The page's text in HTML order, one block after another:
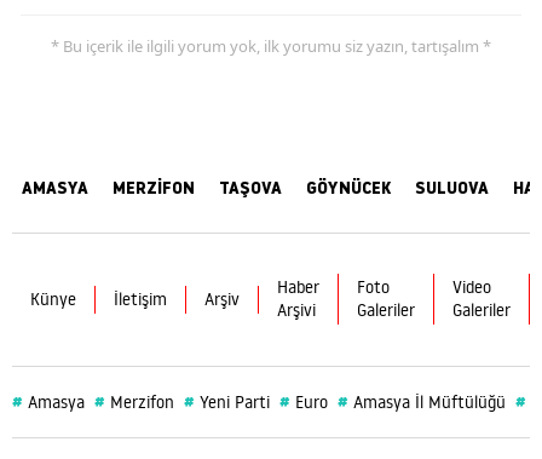
* Bu içerik ile ilgili yorum yok, ilk yorumu siz yazın, tartışalım *
AMASYA MERZİFON TAŞOVA GÖYNÜCEK SULUOVA
Künye İletişim Arşiv
Haber
Arşivi
Foto
Galeriler
Video
Galeriler
# Amasya # Merzifon # Yeni Parti # Euro # Amasya İl Müftülüğü #